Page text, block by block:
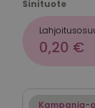
Sinituote
0,20 €
Kampanja-